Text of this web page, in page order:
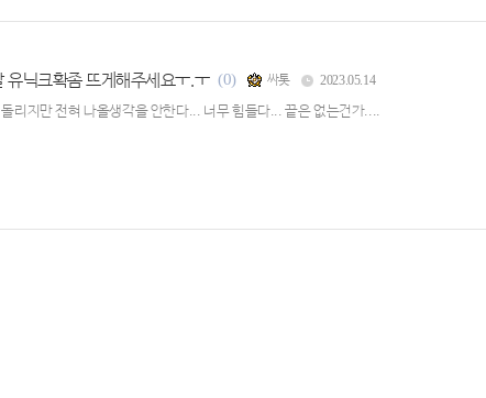
유닉크확좀 뜨게해주세요ㅜ.ㅜ (0) 싸톳 2023.05.14
리지만 전혀 나올생각을 안한다... 너무 힘들다... 끝은 없는건가....